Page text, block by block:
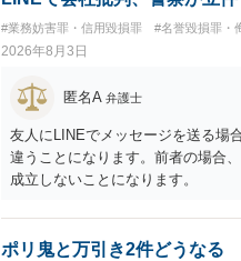
#業務妨害罪・信用毀損罪 #名誉毀損罪・
2026年8月3日
匿名A 弁護士
友人にLINEでメッセージを送る場
違うことになります。前者の場合
成立しないことになります。
ポリ鬼と万引き2件どうなる